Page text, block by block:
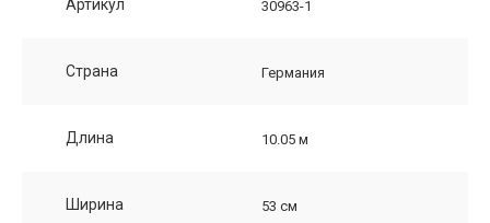
Артикул 30963-1
Страна Германия
Длина 10.05 м
Ширина 53 см